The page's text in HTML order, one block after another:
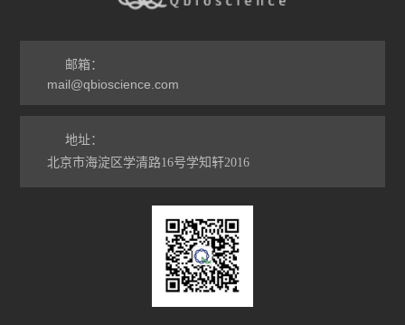
邮箱：
mail@qbioscience.com
地址：
北京市海淀区学清路16号学知轩2016